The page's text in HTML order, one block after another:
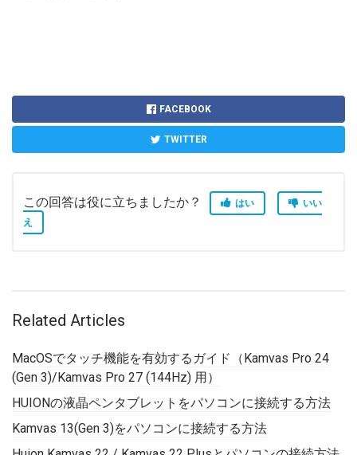
FACEBOOK
TWITTER
この回答は役に立ちましたか？ はい
いい
え
Related Articles
MacOSでタッチ機能を有効するガイド（Kamvas Pro 24
(Gen 3)/Kamvas Pro 27 (144Hz) 用）
HUIONの液晶ペンタブレットをパソコンに接続する方法
Kamvas 13(Gen 3)をパソコンに接続する方法